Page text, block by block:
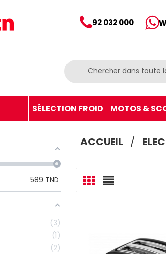
92 032 000
SÉLECTION FROID MOTOS &
589 TND
3
1
2
ACCUEIL